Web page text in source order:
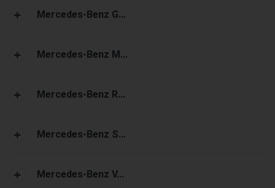
Mercedes-Benz G...
Mercedes-Benz M...
Mercedes-Benz R...
Mercedes-Benz S...
Mercedes-Benz V...